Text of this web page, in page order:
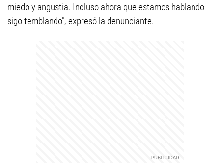
miedo y angustia. Incluso ahora que estamos hablando
sigo temblando", expresó la denunciante.